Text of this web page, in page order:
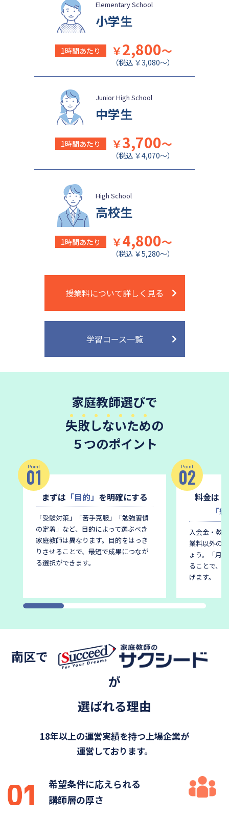
関西学院千里国際中等部 佐久長聖中学校
Elementary School
小学生
1時間あたり ￥2,800～
（税込 ￥3,080～）
Junior High School
中学生
1時間あたり ￥3,700～
（税込 ￥4,070～）
High School
高校生
1時間あたり ￥4,800～
（税込 ￥5,280～）
授業料について詳しく見る
学習コース一覧
家庭教師選びで
失敗しないための
５つのポイント
Point
01
まずは 「目的」 を明確にする
「受験対策」「苦手克服」「勉強習慣
の定着」など、目的によって選ぶべき
家庭教師は異なります。 目的をはっき
りさせることで、最短で成果につなが
る選択ができます。
Point
02
料金は
「
入会金・教
業料以外の
ょう。
「月
ることで、
げます。
南区で
が
選ばれる理由
18年以上の運営実績を持つ上場企業が
運営しております。
希望条件に応えられる
講師層の厚さ